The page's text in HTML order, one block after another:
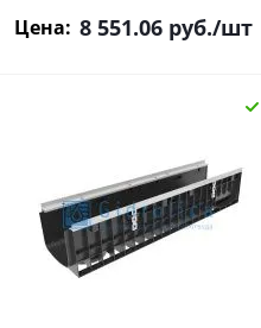
Цена: 8 551.06руб./шт